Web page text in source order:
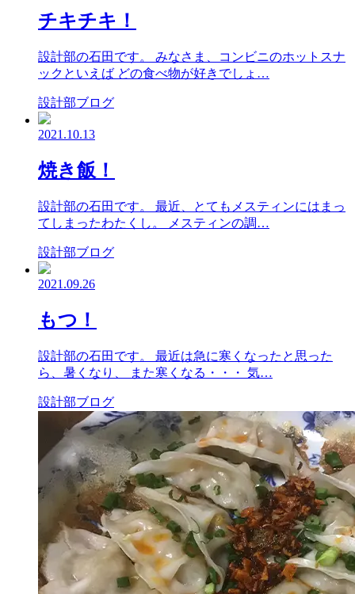
チキチキ！
設計部の石田です。 みなさま、コンビニのホットスナ
ックといえば どの食べ物が好きでしょ…
設計部ブログ
2021.10.13
焼き飯！
設計部の石田です。 最近、とてもメスティンにはまっ
てしまったわたくし。 メスティンの調…
設計部ブログ
2021.09.26
もつ！
設計部の石田です。 最近は急に寒くなったと思った
ら、暑くなり、 また寒くなる・・・ 気…
設計部ブログ